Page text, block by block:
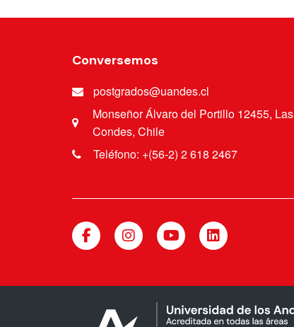
Conversemos
postgrados@uandes.cl
Monseñor Álvaro del Portillo 12455, Las
Condes, Chile
Teléfono: +(56-2) 2 618 2467